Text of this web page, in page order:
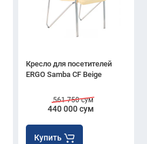
Кресло для посетителей
ERGO Samba CF Beige
440 000 сум
561 750 сум
Купить